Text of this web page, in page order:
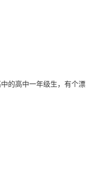
的高中一年级生，有个漂